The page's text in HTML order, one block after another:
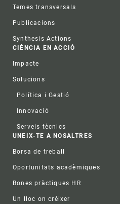
Temes transversals
Publicacions
Synthesis Actions
CIÈNCIA EN ACCIÓ
Impacte
Solucions
Política i Gestió
Innovació
Serveis tècnics
UNEIX-TE A NOSALTRES
Borsa de treball
Oportunitats acadèmiques
Bones pràctiques HR
Un lloc on créixer